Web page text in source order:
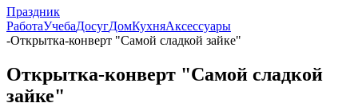
Праздник
РаботаУчебаДосугДомКухняАксессуары
-Открытка-конверт "Самой сладкой зайке"
Открытка-конверт "Самой сладкой
зайке"